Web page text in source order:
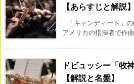
【あらすじと解説】
「キャンディード」
アメリカの指揮者で作
ドビュッシー「牧
【解説と名盤】